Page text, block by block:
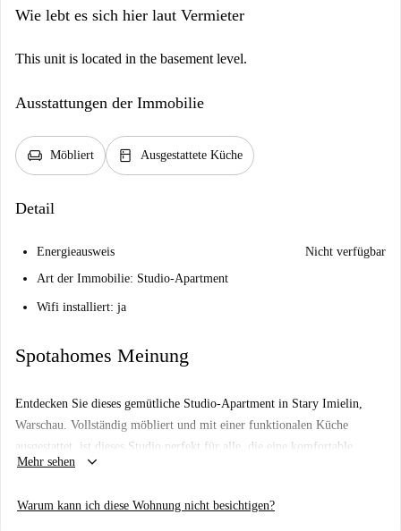
Wie lebt es sich hier laut Vermieter
This unit is located in the basement level.
Ausstattungen der Immobilie
chair Möbliert kitchen Ausgestattete Küche
Detail
Energieausweis
Nicht verfügbar
Art der Immobilie: Studio-Apartment
Wifi installiert: ja
Spotahomes Meinung
Entdecken Sie dieses gemütliche Studio-Apartment in Stary Imielin,
Warschau. Vollständig möbliert und mit einer funktionalen Küche
ausgestattet, ist dieses Studio perfekt für alle, die eine komfortable
Wohnsituation im Herzen der Stadt suchen. Obwohl Spotahome keine
strengen Überprüfungsprozess, um ihre Zuverlässigkeit zu gewährleisten.
Mehr sehen keyboard_arrow_down
Warum kann ich diese Wohnung nicht besichtigen?